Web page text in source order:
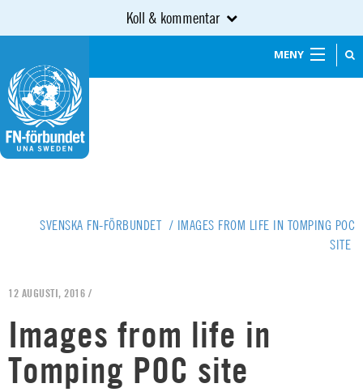
Koll & kommentar
MENY
SVENSKA FN-FÖRBUNDET / IMAGES FROM LIFE IN TOMPING POC
SITE
12 AUGUSTI, 2016 /
Images from life in
Tomping POC site